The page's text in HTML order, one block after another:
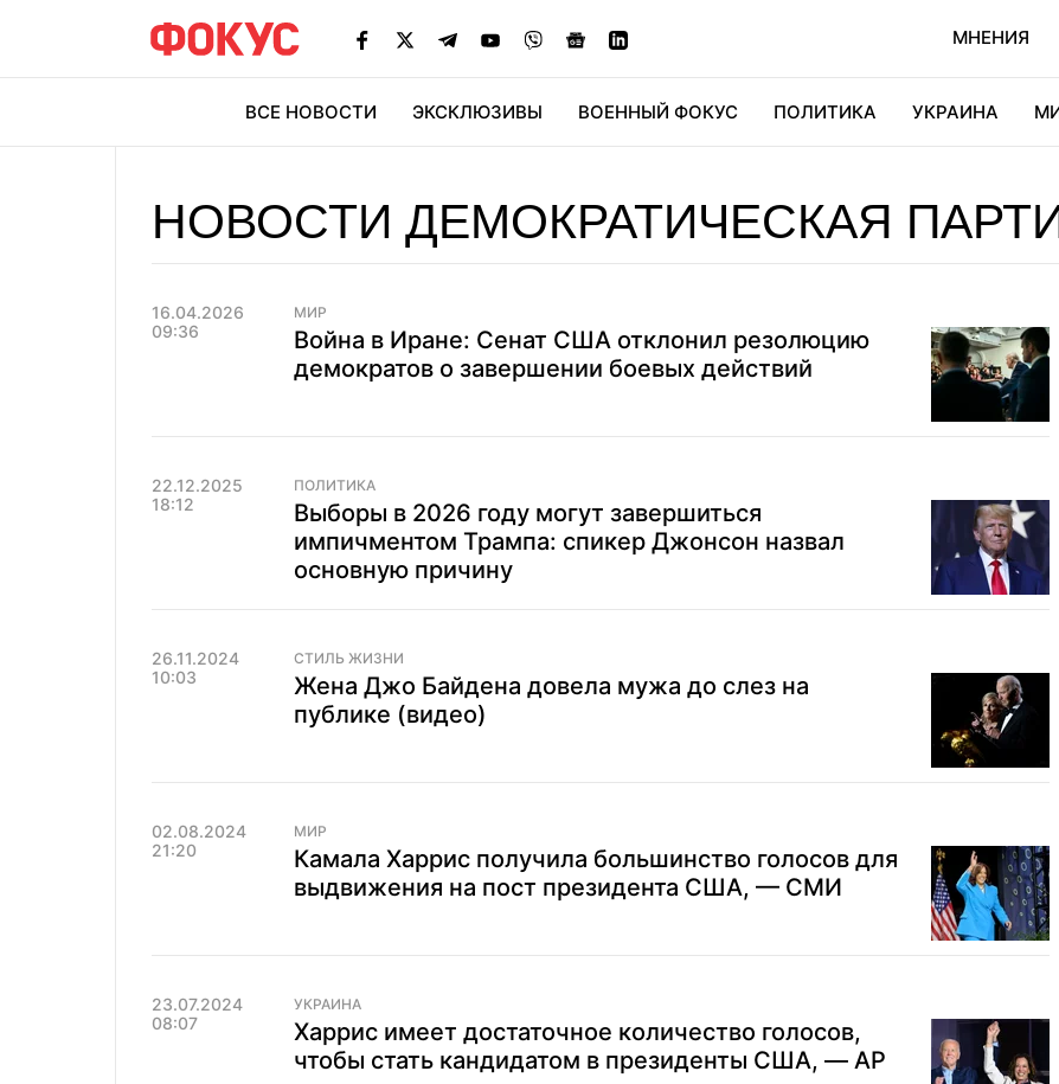
МНЕНИЯ
ВСЕ НОВОСТИ ЭКСКЛЮЗИВЫ ВОЕННЫЙ ФОКУС ПОЛИТИКА УКРАИНА
НОВОСТИ ДЕМОКРАТИЧЕСКАЯ
16.04.2026
09:36
МИР
Война в Иране: Сенат США отклонил резолюцию
демократов о завершении боевых действий
22.12.2025
18:12
ПОЛИТИКА
Выборы в 2026 году могут завершиться
импичментом Трампа: спикер Джонсон назвал
основную причину
26.11.2024
10:03
СТИЛЬ ЖИЗНИ
Жена Джо Байдена довела мужа до слез на
публике (видео)
02.08.2024
21:20
МИР
Камала Харрис получила большинство голосов для
выдвижения на пост президента США, — СМИ
23.07.2024
08:07
УКРАИНА
Харрис имеет достаточное количество голосов,
чтобы стать кандидатом в президенты США, — AP